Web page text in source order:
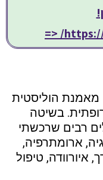
<=
מאמנת הוליסטית
בשיטה
רבים שרכשתי
ארומתרפיה,
איורוודה, טיפול